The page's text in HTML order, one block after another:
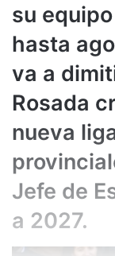
su
hasta
va a
Rosada
nueva
Jefe de
a 2027.